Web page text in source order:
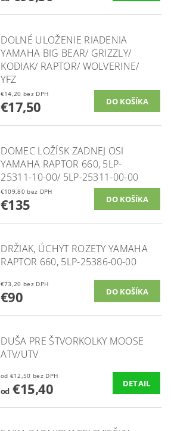
DOLNÉ ULOŽENIE RIADENIA
YAMAHA BIG BEAR/ GRIZZLY/
KODIAK/ RAPTOR/ WOLVERINE/
YFZ
€14,20 bez DPH
€17,50
DOMEC LOŽÍSK ZADNEJ OSI
YAMAHA RAPTOR 660, 5LP-
25311-10-00/ 5LP-25311-00-00
€109,80 bez DPH
€135
DRŽIAK, ÚCHYT ROZETY YAMAHA
RAPTOR 660, 5LP-25386-00-00
€73,20 bez DPH
€90
DUŠA PRE ŠTVORKOLKY MOOSE
ATV/UTV
od €12,50 bez DPH
od€15,40 DETAIL